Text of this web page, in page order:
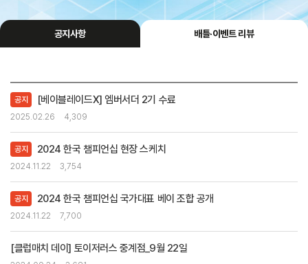
공지사항 배틀·이벤트 리뷰
공지 [베이블레이드X] 엠버서더 2기 수료
2025.02.26 4,309
공지 2024 한국 챔피언십 현장 스케치
2024.11.22 3,754
공지 2024 한국 챔피언십 국가대표 베이 조합 공개
2024.11.22 7,700
[클럽매치 데이] 토이저러스 중계점_9월 22일